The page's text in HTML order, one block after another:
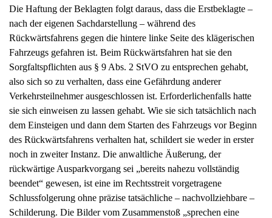
nach der eigenen Sachdarstellung – während des
Rückwärtsfahrens gegen die hintere linke Seite des klägerischen
Fahrzeugs gefahren ist. Beim Rückwärtsfahren hat sie den
Sorgfaltspflichten aus § 9 Abs. 2 StVO zu entsprechen gehabt,
also sich so zu verhalten, dass eine Gefährdung anderer
Verkehrsteilnehmer ausgeschlossen ist. Erforderlichenfalls hatte
sie sich einweisen zu lassen gehabt. Wie sie sich tatsächlich nach
dem Einsteigen und dann dem Starten des Fahrzeugs vor Beginn
des Rückwärtsfahrens verhalten hat, schildert sie weder in erster
noch in zweiter Instanz. Die anwaltliche Äußerung, der
rückwärtige Ausparkvorgang sei „bereits nahezu vollständig
beendet“ gewesen, ist eine im Rechtsstreit vorgetragene
Schlussfolgerung ohne präzise tatsächliche – nachvollziehbare –
Schilderung. Die Bilder vom Zusammenstoß „sprechen eine
andere Sprache“. Danach befand sich das Fahrzeug der